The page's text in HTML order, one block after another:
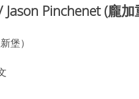
Pinchenet (龐加
堡）